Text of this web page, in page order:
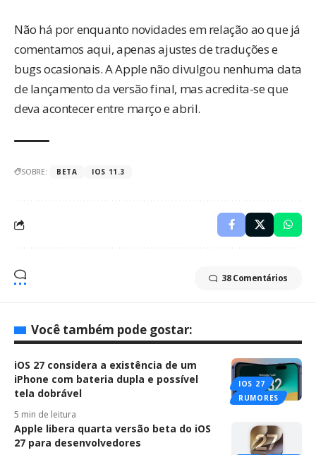
Não há por enquanto novidades em relação ao que já
comentamos aqui, apenas ajustes de traduções e
bugs ocasionais. A Apple não divulgou nenhuma data
de lançamento da versão final, mas acredita-se que
deva acontecer entre março e abril.
SOBRE: BETA IOS 11.3
38 Comentários
Você também pode gostar:
IOS 27
RUMORES
iOS 27 considera a existência de um
iPhone com bateria dupla e possível
tela dobrável
5 min de leitura
Apple libera quarta versão beta do iOS
27 para desenvolvedores